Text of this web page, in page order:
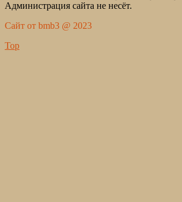
Администрация сайта не несёт.
Сайт от bmb3 @ 2023
Top